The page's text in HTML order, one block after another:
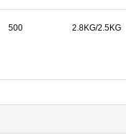
500 2.8KG/2.5KG